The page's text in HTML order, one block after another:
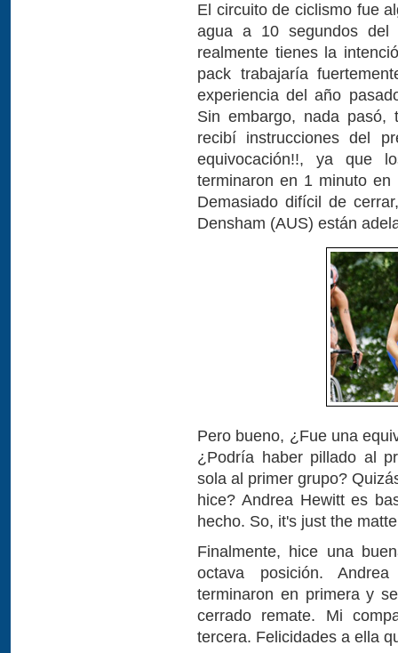
El circuito de ciclismo fue
agua a 10 segundos
realmente tienes la
pack trabajaría
experiencia del año
Sin embargo, nada pasó,
recibí instrucciones del
equivocación!!, ya que
terminaron en 1 minuto
Demasiado difícil de
Densham (AUS) están
Pero bueno, ¿Fue una
¿Podría haber pillado al
sola al primer grupo?
hice? Andrea Hewitt es
hecho. So, it's just the
Finalmente, hice una
octava posición.
terminaron en primera y
cerrado remate. Mi
tercera. Felicidades a ella